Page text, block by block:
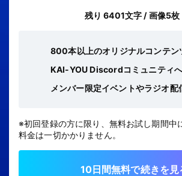
残り 6401文字 / 画像5枚
800本以上のオリジナルコンテン
KAI-YOU Discordコミュニティ
メンバー限定イベントやラジオ配
※初回登録の方に限り、無料お試し期間中
料金は一切かかりません。
10日間無料で続きを見